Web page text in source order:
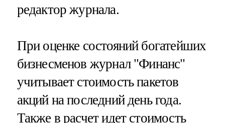
редактор журнала.
При оценке состояний богатейших
бизнесменов журнал "Финанс"
учитывает стоимость пакетов
акций на последний день года.
Также в расчет идет стоимость